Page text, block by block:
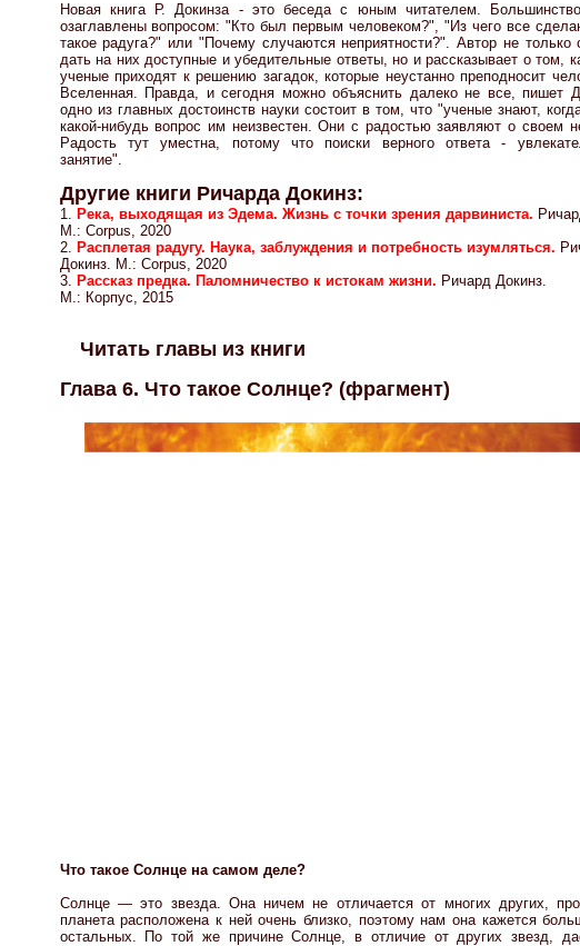
Новая книга Р. Докинза - это беседа с юным читателем.
озаглавлены вопросом: "Кто был первым человеком?", "Из чего все
такое радуга?" или "Почему случаются неприятности?". Автор не только
дать на них доступные и убедительные ответы, но и рассказывает о том,
ученые приходят к решению загадок, которые неустанно преподносит
Вселенная. Правда, и сегодня можно объяснить далеко не все, пишет
одно из главных достоинств науки состоит в том, что "ученые знают,
какой-нибудь вопрос им неизвестен. Они с радостью заявляют о своем
Радость тут уместна, потому что поиски верного ответа -
занятие".
Другие книги Ричарда Докинз:
1. Река, выходящая из Эдема. Жизнь с точки зрения дарвиниста.
М.: Corpus, 2020
2. Расплетая радугу. Наука, заблуждения и потребность изумляться.
Докинз. М.: Corpus, 2020
3. Рассказ предка. Паломничество к истокам жизни. Ричард Докинз.
М.: Корпус, 2015
Читать главы из книги
Глава 6. Что такое Солнце? (фрагмент)
Что такое Солнце на самом деле?
Солнце — это звезда. Она ничем не отличается от многих других,
планета расположена к ней очень близко, поэтому нам она кажется
остальных. По той же причине Солнце, в отличие от других звезд,